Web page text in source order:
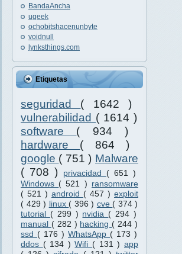
BandaAncha
ugeek
ochobitshacenunbyte
voidnull
lynksthings.com
Etiquetas
seguridad ( 1642 )
vulnerabilidad ( 1614 )
software ( 934 )
hardware ( 864 )
google ( 751 ) Malware
( 708 )
privacidad ( 651 )
Windows ( 521 ) ransomware
( 521 ) android ( 457 ) exploit
( 429 ) linux ( 396 ) cve ( 374 )
tutorial ( 299 ) nvidia ( 294 )
manual ( 282 ) hacking ( 244 )
ssd ( 176 ) WhatsApp ( 173 )
ddos ( 134 )Wifi ( 131 ) app